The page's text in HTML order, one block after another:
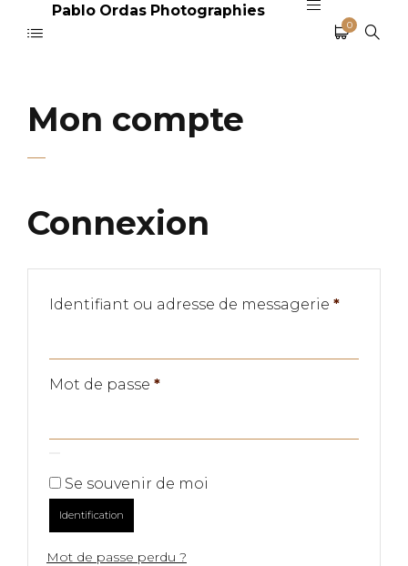
Pablo Ordas Photographies
0
Mon compte
Connexion
Identifiant ou adresse de messagerie *
Mot de passe *Obligatoire
Se souvenir de moi
Identification
Mot de passe perdu ?